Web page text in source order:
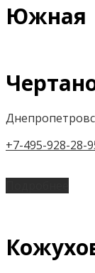
Южная
+7-495-928-28-